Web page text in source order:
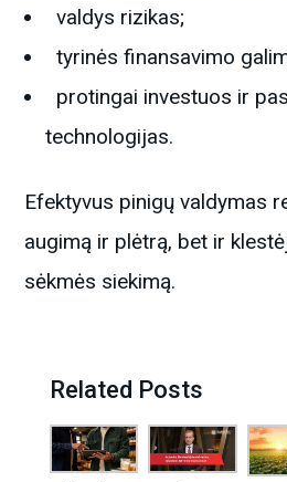
valdys rizikas;
tyrinės finansavimo
protingai investuos ir
technologijas.
Efektyvus pinigų valdymas
augimą ir plėtrą, bet ir
sėkmės siekimą.
Related Posts